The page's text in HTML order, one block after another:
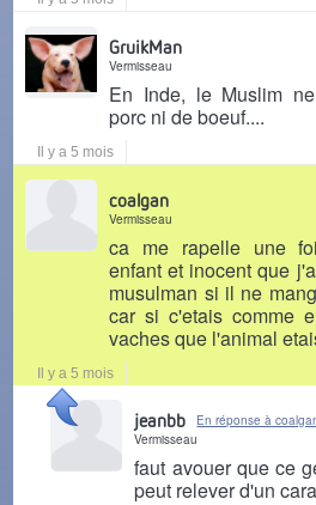
GruikMan
Vermisseau
En Inde, le Muslim
porc ni de boeuf....
Il y a 5 mois
coalgan
Vermisseau
ca me rapelle une
enfant et inocent que
musulman si il ne
car si c'etais comme
vaches que l'animal
Il y a 5 mois
jeanbb
En réponse à
Vermisseau
faut avouer que ce
peut relever d'un